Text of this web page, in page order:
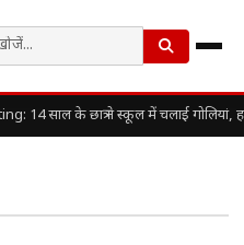
14 साल के छात्र ने स्कूल में चलाई गोलियां,